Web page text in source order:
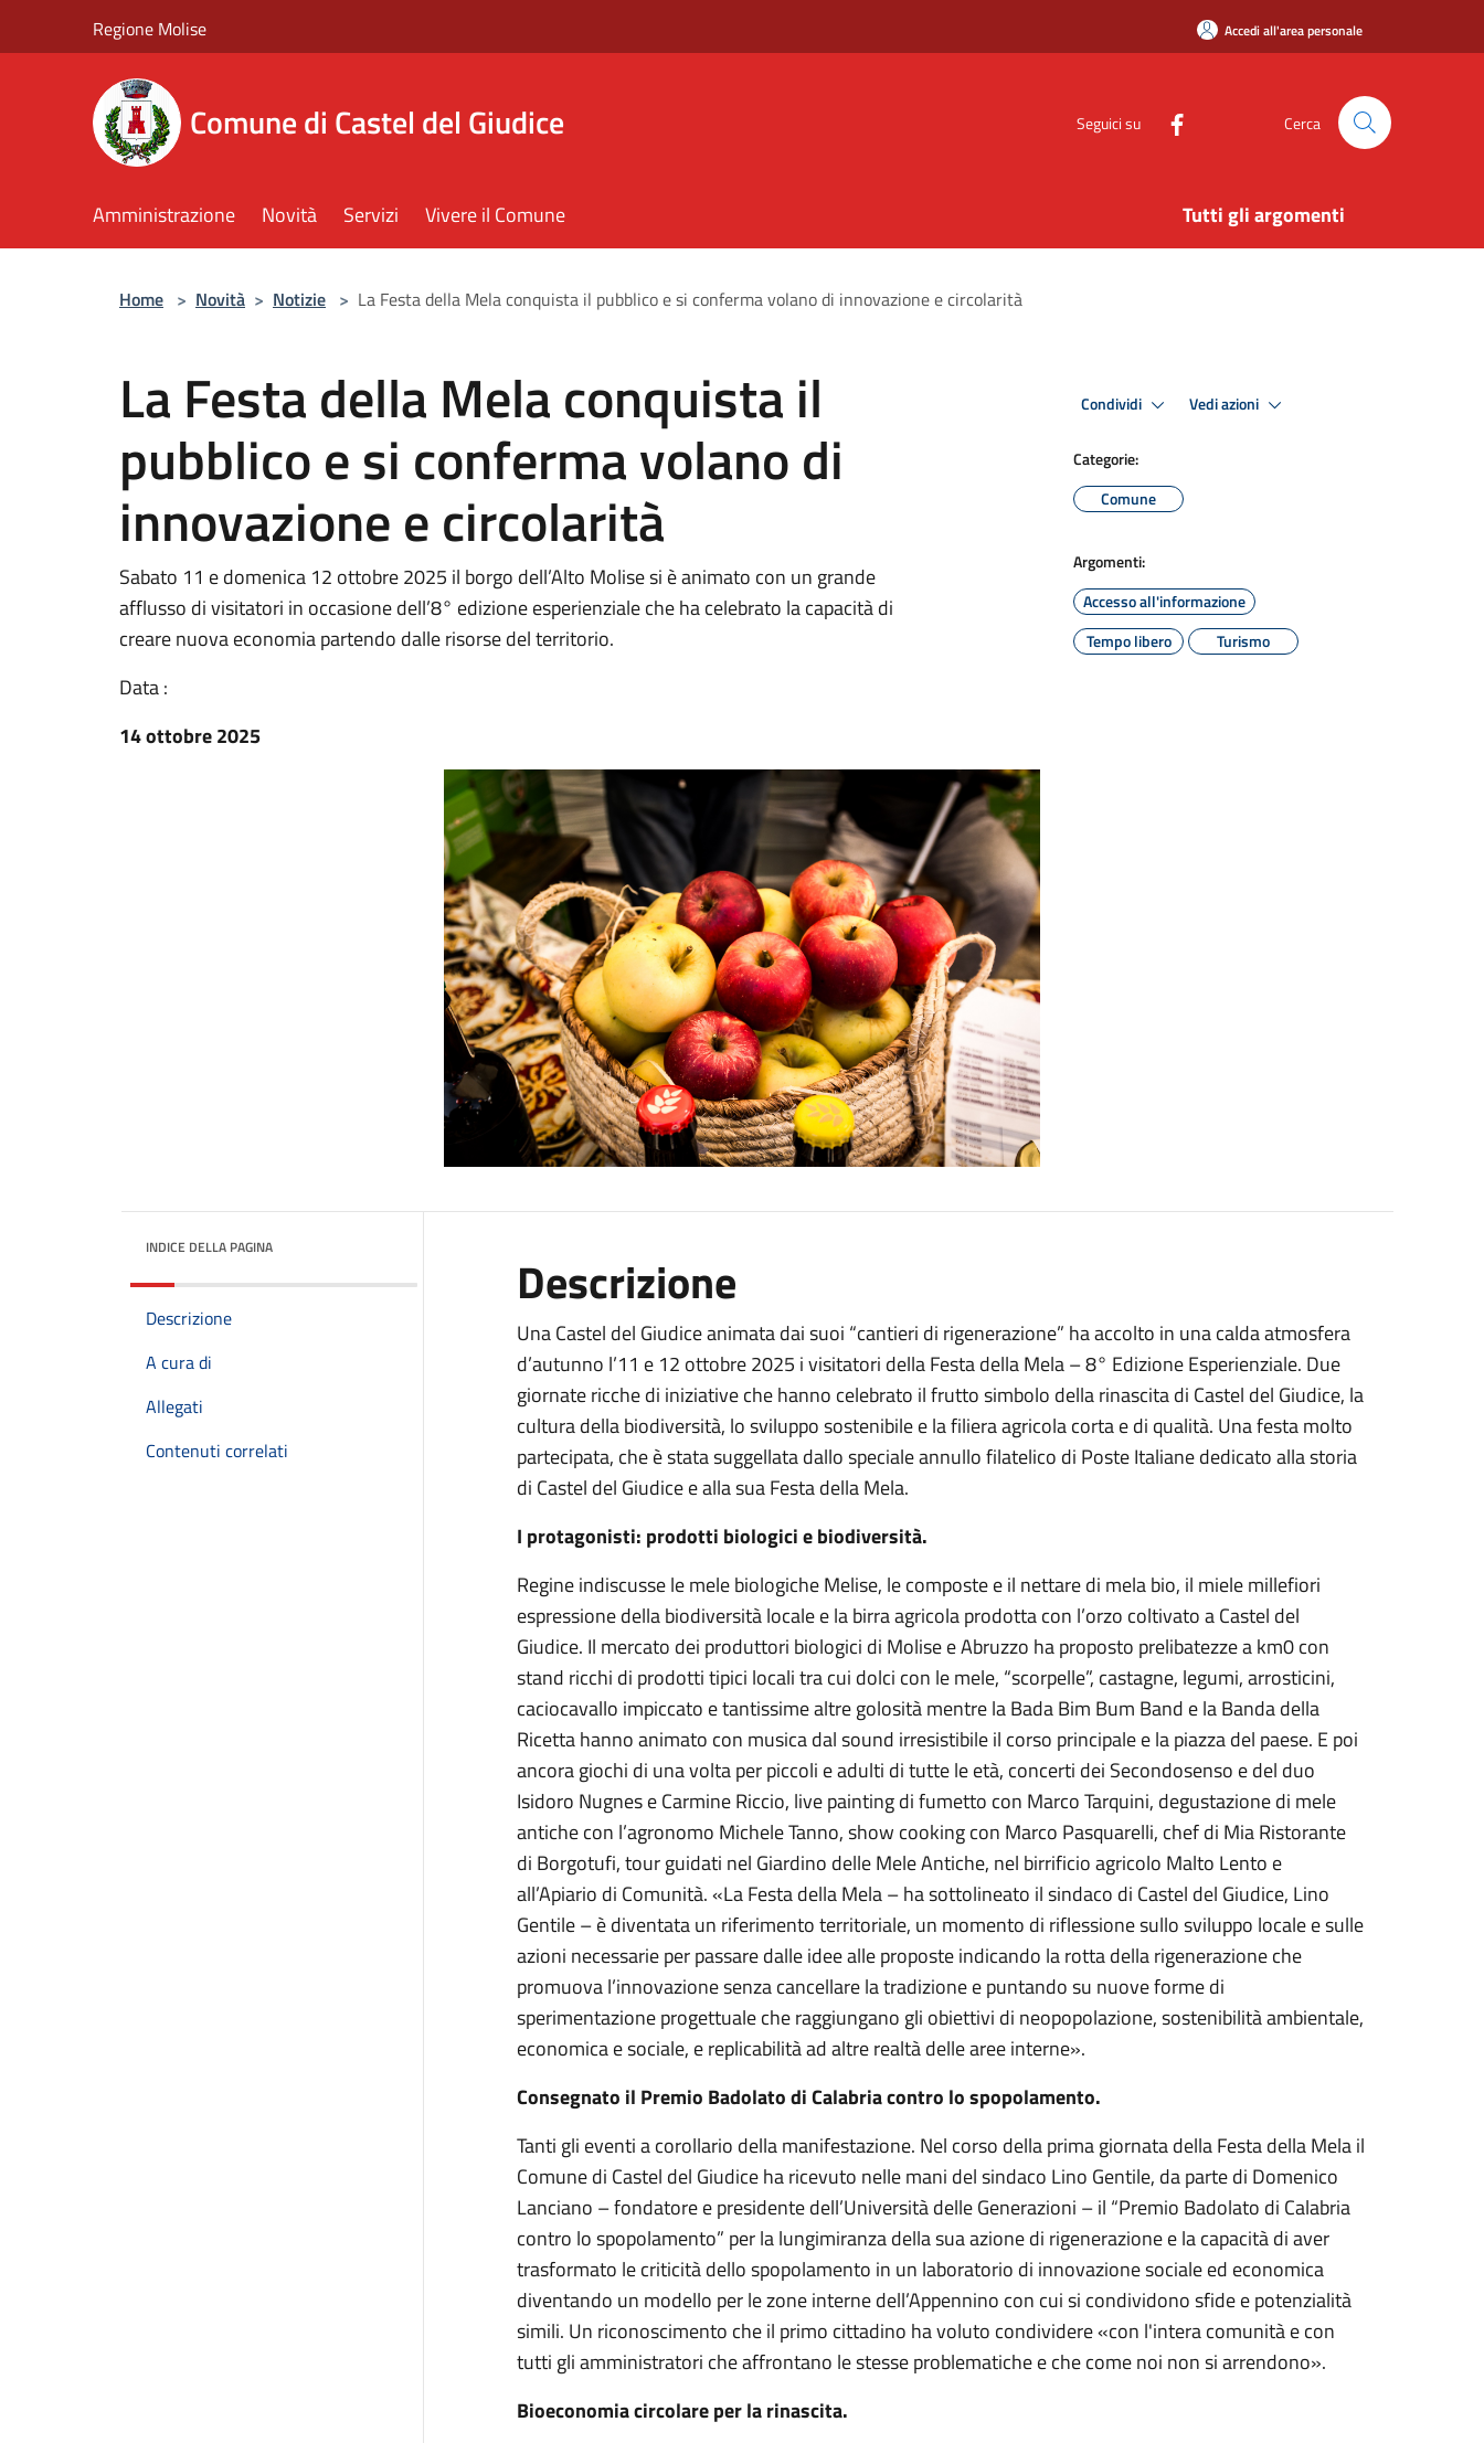
Regione Molise Accedi all'area personale
Comune di Castel del Giudice Seguici su Cerca
Amministrazione Novità Servizi Vivere il Comune Tutti gli argomenti
Home > Novità > Notizie > La Festa della Mela conquista il pubblico e si conferma volano di innovazione e circolarità
La Festa della Mela conquista il
pubblico e si conferma volano di
innovazione e circolarità
Sabato 11 e domenica 12 ottobre 2025 il borgo dell’Alto Molise si è animato con un grande
afflusso di visitatori in occasione dell’8° edizione esperienziale che ha celebrato la capacità di
creare nuova economia partendo dalle risorse del territorio.
Data :
14 ottobre 2025
Condividi Vedi azioni
Categorie:
Comune
Argomenti:
Accesso all'informazione
Tempo libero
Turismo
INDICE DELLA PAGINA
Descrizione
A cura di
Allegati
Contenuti correlati
Descrizione
Una Castel del Giudice animata dai suoi “cantieri di rigenerazione” ha accolto in una calda atmosfera
d’autunno l’11 e 12 ottobre 2025 i visitatori della Festa della Mela – 8° Edizione Esperienziale. Due
giornate ricche di iniziative che hanno celebrato il frutto simbolo della rinascita di Castel del Giudice, la
cultura della biodiversità, lo sviluppo sostenibile e la filiera agricola corta e di qualità. Una festa molto
partecipata, che è stata suggellata dallo speciale annullo filatelico di Poste Italiane dedicato alla storia
di Castel del Giudice e alla sua Festa della Mela.
I protagonisti: prodotti biologici e biodiversità.
Regine indiscusse le mele biologiche Melise, le composte e il nettare di mela bio, il miele millefiori
espressione della biodiversità locale e la birra agricola prodotta con l’orzo coltivato a Castel del
Giudice. Il mercato dei produttori biologici di Molise e Abruzzo ha proposto prelibatezze a km0 con
stand ricchi di prodotti tipici locali tra cui dolci con le mele, “scorpelle”, castagne, legumi, arrosticini,
caciocavallo impiccato e tantissime altre golosità mentre la Bada Bim Bum Band e la Banda della
Ricetta hanno animato con musica dal sound irresistibile il corso principale e la piazza del paese. E poi
ancora giochi di una volta per piccoli e adulti di tutte le età, concerti dei Secondosenso e del duo
Isidoro Nugnes e Carmine Riccio, live painting di fumetto con Marco Tarquini, degustazione di mele
antiche con l’agronomo Michele Tanno, show cooking con Marco Pasquarelli, chef di Mia Ristorante
di Borgotufi, tour guidati nel Giardino delle Mele Antiche, nel birrificio agricolo Malto Lento e
all’Apiario di Comunità. «La Festa della Mela – ha sottolineato il sindaco di Castel del Giudice, Lino
Gentile – è diventata un riferimento territoriale, un momento di riflessione sullo sviluppo locale e sulle
azioni necessarie per passare dalle idee alle proposte indicando la rotta della rigenerazione che
promuova l’innovazione senza cancellare la tradizione e puntando su nuove forme di
sperimentazione progettuale che raggiungano gli obiettivi di neopopolazione, sostenibilità ambientale,
economica e sociale, e replicabilità ad altre realtà delle aree interne».
Consegnato il Premio Badolato di Calabria contro lo spopolamento.
Tanti gli eventi a corollario della manifestazione. Nel corso della prima giornata della Festa della Mela il
Comune di Castel del Giudice ha ricevuto nelle mani del sindaco Lino Gentile, da parte di Domenico
Lanciano – fondatore e presidente dell’Università delle Generazioni – il “Premio Badolato di Calabria
contro lo spopolamento” per la lungimiranza della sua azione di rigenerazione e la capacità di aver
trasformato le criticità dello spopolamento in un laboratorio di innovazione sociale ed economica
diventando un modello per le zone interne dell’Appennino con cui si condividono sfide e potenzialità
simili. Un riconoscimento che il primo cittadino ha voluto condividere «con l'intera comunità e con
tutti gli amministratori che affrontano le stesse problematiche e che come noi non si arrendono».
Bioeconomia circolare per la rinascita.